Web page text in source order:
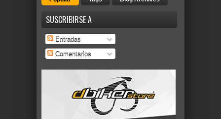
SUSCRIBIRSE A
Entradas
Comentarios